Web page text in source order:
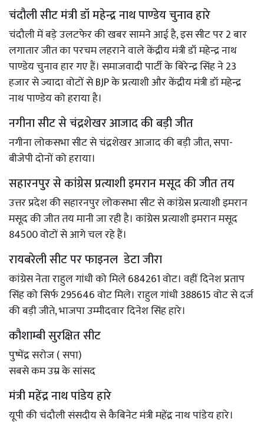
चंदौली सीट मंत्री डॉ महेन्द्र नाथ पाण्डेय चुनाव हारे
चंदौली में बड़े उलटफेर की खबर सामने आई है, इस सीट पर 2 बार
लगातार जीत का परचम लहराने वाले केंद्रीय मंत्री डॉ महेन्द्र नाथ
पाण्डेय चुनाव हार गए हैं। समाजवादी पार्टी के बिरेन्द्र सिंह ने 23
हजार से ज्यादा वोटों से BJP के प्रत्याशी और केंद्रीय मंत्री डॉ महेन्द्र
नाथ पाण्डेय को हराया है।
नगीना सीट से चंद्रशेखर आजाद की बड़ी जीत
नगीना लोकसभा सीट से चंद्रशेखर आजाद की बड़ी जीत, सपा-
बीजेपी दोनों को हराया।
सहारनपुर से कांग्रेस प्रत्याशी इमरान मसूद की जीत तय
उत्तर प्रदेश की सहारनपुर लोकसभा सीट से कांग्रेस प्रत्याशी इमरान
मसूद की जीत तय मानी जा रही है। कांग्रेस प्रत्याशी इमरान मसूद
84500 वोटों से आगे चल रहे हैं।
रायबरेली सीट पर फाइनल डेटा जीरा
कांग्रेस नेता राहुल गांधी को मिले 684261 वोट। वहीं दिनेश प्रताप
सिंह को सिर्फ 295646 वोट मिले। राहुल गांधी 388615 वोट से दर्ज
की बड़ी जीते, भाजपा उम्मीदवार दिनेश सिंह हारे।
कौशाम्बी सुरक्षित सीट
पुष्पेंद्र सरोज ( सपा)
सबसे कम उम्र के सांसद
मंत्री महेंद्र नाथ पांडेय हारे
यूपी की चंदौली संसदीय से कैबिनेट मंत्री महेंद्र नाथ पांडेय हारे।